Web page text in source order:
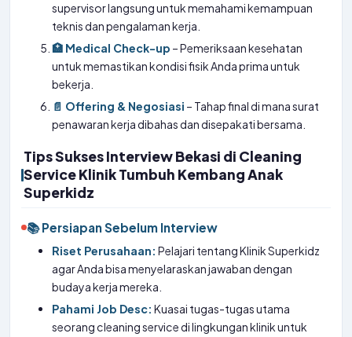
supervisor langsung untuk memahami kemampuan
teknis dan pengalaman kerja.
🏥 Medical Check-up – Pemeriksaan kesehatan
untuk memastikan kondisi fisik Anda prima untuk
bekerja.
📄 Offering & Negosiasi – Tahap final di mana surat
penawaran kerja dibahas dan disepakati bersama.
Tips Sukses Interview Bekasi di Cleaning
Service Klinik Tumbuh Kembang Anak
Superkidz
📚 Persiapan Sebelum Interview
Riset Perusahaan: Pelajari tentang Klinik Superkidz
agar Anda bisa menyelaraskan jawaban dengan
budaya kerja mereka.
Pahami Job Desc: Kuasai tugas-tugas utama
seorang cleaning service di lingkungan klinik untuk